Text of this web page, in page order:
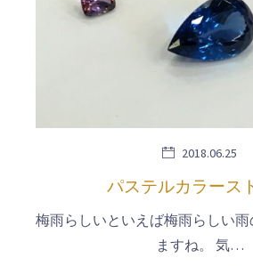
2018.06.25
パステルカラース
梅雨らしいといえば梅雨らしい
ますね。 気…